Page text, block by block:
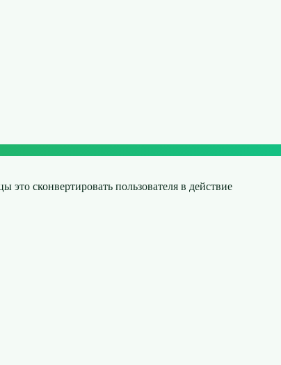
это сконвертировать пользователя в действие